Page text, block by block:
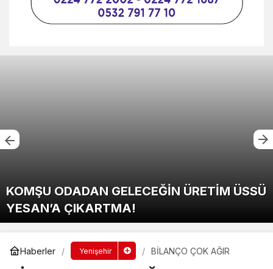
KOMŞU ODADAN GELECEĞİN ÜRETİM ÜSSÜ
YESAN’A ÇIKARTMA!
Haberler Yenişehir BİLANÇO ÇOK AĞIR